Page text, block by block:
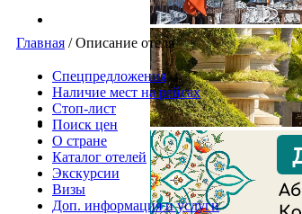
Главная /Описание отеля
Спецпредложения
Наличие мест на рейсах
Стоп-лист
Поиск цен
О стране
Каталог отелей
Экскурсии
Визы
Доп. информация и услуги